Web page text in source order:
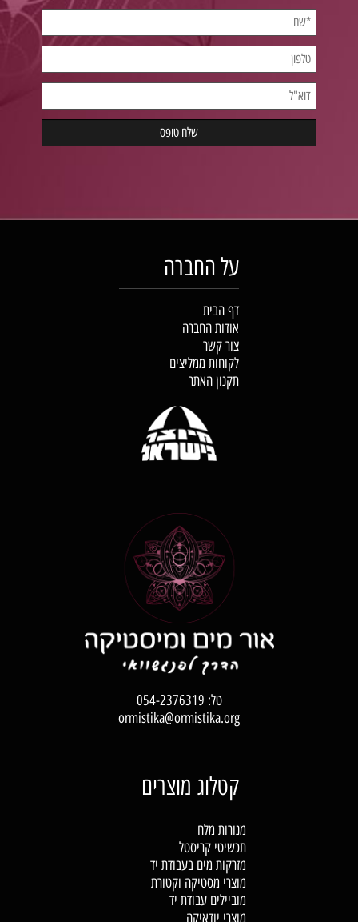
על החברה
דף הבית
אודות החברה
צור קשר
לקוחות ממליצים
תקנון האתר
טל: 054-2376319
ormistika@ormistika.org
קטלוג מוצרים
מנורות מלח
תכשיטי קריסטל
מזרקות מים בעבודת יד
מוצרי מסטיקה וקטורת
מוביילים עבודת יד
מוצרי יודאיקה